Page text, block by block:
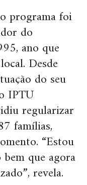
programa foi
do
ano que
Desde
do seu
IPTU
regularizar
famílias,
“Estou
que agora
revela.